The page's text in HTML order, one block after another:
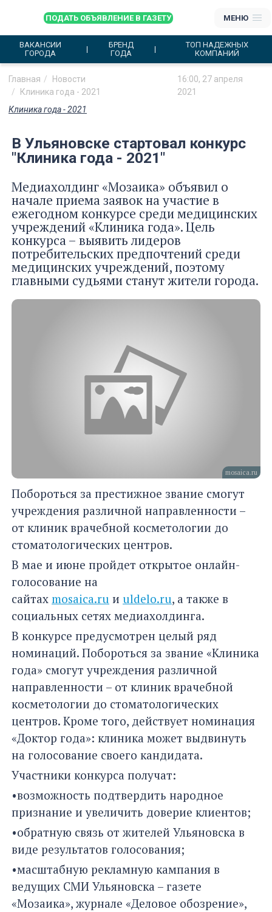
ПОДАТЬ ОБЪЯВЛЕНИЕ В ГАЗЕТУ МЕНЮ
ВАКАНСИИ
ГОРОДА
БРЕНД
ГОДА
ТОП НАДЕЖНЫХ
КОМПАНИЙ
Главная
Новости
Клиника года - 2021
16:00, 27 апреля
2021
Клиника года - 2021
В Ульяновске стартовал конкурс
"Клиника года - 2021"
Медиахолдинг «Мозаика» объявил о
начале приема заявок на участие в
ежегодном конкурсе среди медицинских
учреждений «Клиника года». Цель
конкурса – выявить лидеров
потребительских предпочтений среди
медицинских учреждений, поэтому
главными судьями станут жители города.
mosaica.ru
Побороться за престижное звание смогут
учреждения различной направленности –
от клиник врачебной косметологии до
стоматологических центров.
В мае и июне пройдет открытое онлайн-
голосование на
сайтах mosaica.ru и uldelo.ru, а также в
социальных сетях медиахолдинга.
В конкурсе предусмотрен целый ряд
номинаций. Побороться за звание «Клиника
года» смогут учреждения различной
направленности – от клиник врачебной
косметологии до стоматологических
центров. Кроме того, действует номинация
«Доктор года»: клиника может выдвинуть
на голосование своего кандидата.
Участники конкурса получат:
•возможность подтвердить народное
признание и увеличить доверие клиентов;
•обратную связь от жителей Ульяновска в
виде результатов голосования;
•масштабную рекламную кампания в
ведущих СМИ Ульяновска – газете
«Мозаика», журнале «Деловое обозрение»,